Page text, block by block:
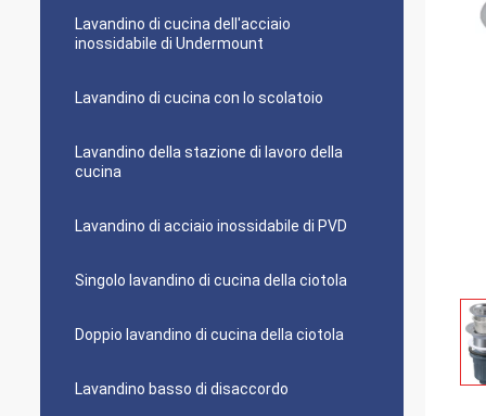
Lavandino di cucina dell'acciaio
inossidabile di Undermount
Lavandino di cucina con lo scolatoio
Lavandino della stazione di lavoro della
cucina
Lavandino di acciaio inossidabile di PVD
Singolo lavandino di cucina della ciotola
Doppio lavandino di cucina della ciotola
Lavandino basso di disaccordo